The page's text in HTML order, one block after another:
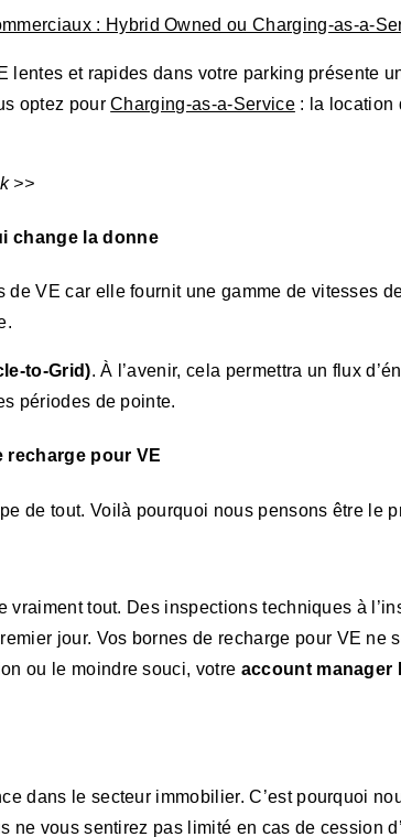
: Hybrid Owned ou Charging-as-a-
lentes et rapides dans votre parking présente
optez pourCharging-as-a-Service: la location
>>
change la donne
VE car elle fournit une gamme de vitesses
to-Grid). À l’avenir, cela permettra un flux
périodes de pointe.
recharge pour VE
de tout. Voilà pourquoi nous pensons être
vraiment tout. Des inspections techniques à
jour. Vos bornes de recharge pour VE
ou le moindre souci, votre account manager
dans le secteur immobilier. C’est pourquoi
ne vous sentirez pas limité en cas de